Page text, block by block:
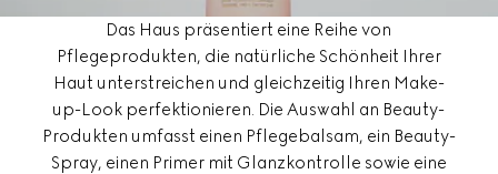
Das Haus präsentiert eine Reihe von
Pflegeprodukten, die natürliche Schönheit Ihrer
Haut unterstreichen und gleichzeitig Ihren Make-
up-Look perfektionieren. Die Auswahl an Beauty-
Produkten umfasst einen Pflegebalsam, ein Beauty-
Spray, einen Primer mit Glanzkontrolle sowie eine